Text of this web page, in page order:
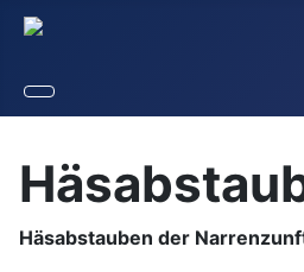
Häsabstauben der